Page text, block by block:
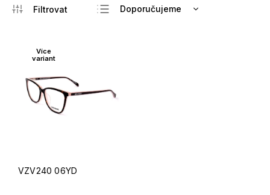
Doporučujeme
Více
variant
VZV240 06YD